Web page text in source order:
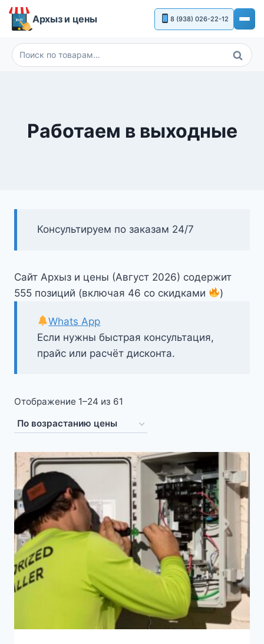
Перейти
Архыз и цены 8 (938) 026-22-12
Искать:
Поиск
Работаем в выходные
Консультируем по заказам 24/7
Сайт Архыз и цены (Август 2026) содержит
555 позиций (включая 46 со скидками
)
Если нужны быстрая консультация,
прайс или расчёт дисконта.
Whats App
Отображение 1–24 из 61
возрастанию